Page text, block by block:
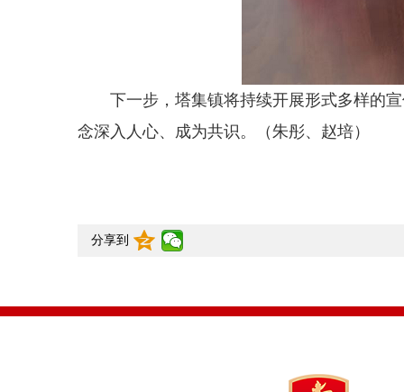
下一步，塔集镇将持续开展形式多样的
念深入人心、成为共识。（朱彤、赵培）
分享到